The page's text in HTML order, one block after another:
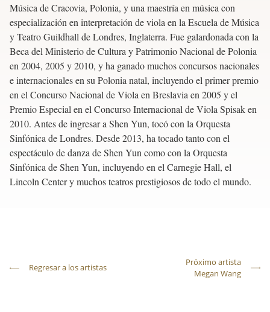
Música de Cracovia, Polonia, y una maestría en música con
especialización en interpretación de viola en la Escuela de Música
y Teatro Guildhall de Londres, Inglaterra. Fue galardonada con la
Beca del Ministerio de Cultura y Patrimonio Nacional de Polonia
en 2004, 2005 y 2010, y ha ganado muchos concursos nacionales
e internacionales en su Polonia natal, incluyendo el primer premio
en el Concurso Nacional de Viola en Breslavia en 2005 y el
Premio Especial en el Concurso Internacional de Viola Spisak en
2010. Antes de ingresar a Shen Yun, tocó con la Orquesta
Sinfónica de Londres. Desde 2013, ha tocado tanto con el
espectáculo de danza de Shen Yun como con la Orquesta
Sinfónica de Shen Yun, incluyendo en el Carnegie Hall, el
Lincoln Center y muchos teatros prestigiosos de todo el mundo.
Regresar a los artistas
Próximo artista
Megan Wang